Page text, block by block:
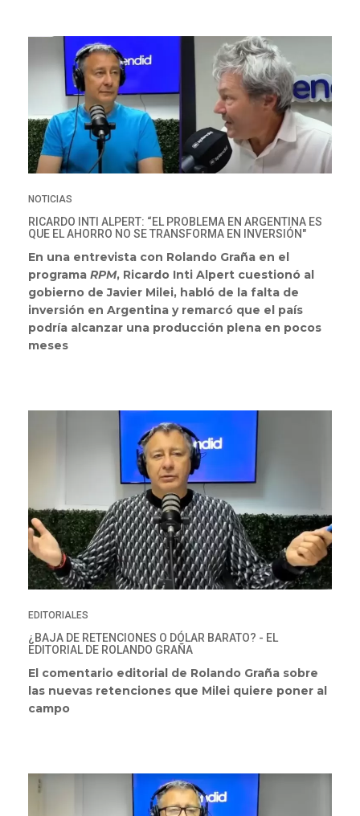
NOTICIAS
RICARDO INTI ALPERT: “EL PROBLEMA EN ARGENTINA ES
QUE EL AHORRO NO SE TRANSFORMA EN INVERSIÓN"
En una entrevista con Rolando Graña en el
programa RPM, Ricardo Inti Alpert cuestionó al
gobierno de Javier Milei, habló de la falta de
inversión en Argentina y remarcó que el país
podría alcanzar una producción plena en pocos
meses
EDITORIALES
¿BAJA DE RETENCIONES O DÓLAR BARATO? - EL
EDITORIAL DE ROLANDO GRAÑA
El comentario editorial de Rolando Graña sobre
las nuevas retenciones que Milei quiere poner al
campo